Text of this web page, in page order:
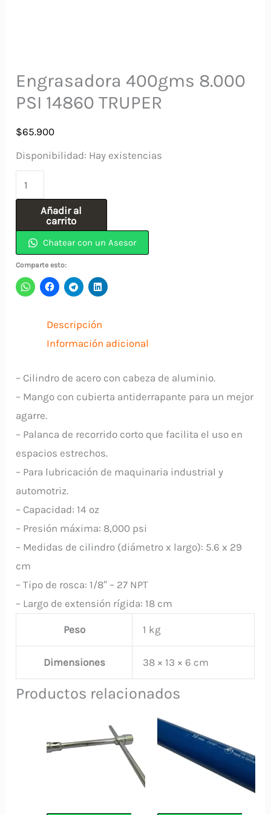
Engrasadora 400gms 8.000
PSI 14860 TRUPER
$65.900
Disponibilidad: Hay existencias
400gms
8.000
PSI
14860
TRUPER
cantidad
Añadir al
carrito
Chatear con un Asesor
Comparte esto:
Descripción
Información adicional
– Cilindro de acero con cabeza de aluminio.
– Mango con cubierta antiderrapante para un mejor
agarre.
– Palanca de recorrido corto que facilita el uso en
espacios estrechos.
– Para lubricación de maquinaria industrial y
automotriz.
– Capacidad: 14 oz
– Presión máxima: 8,000 psi
– Medidas de cilindro (diámetro x largo): 5.6 x 29
cm
– Tipo de rosca: 1/8″ – 27 NPT
– Largo de extensión rígida: 18 cm
Peso 1 kg
Dimensiones 38 × 13 × 6 cm
Productos relacionados